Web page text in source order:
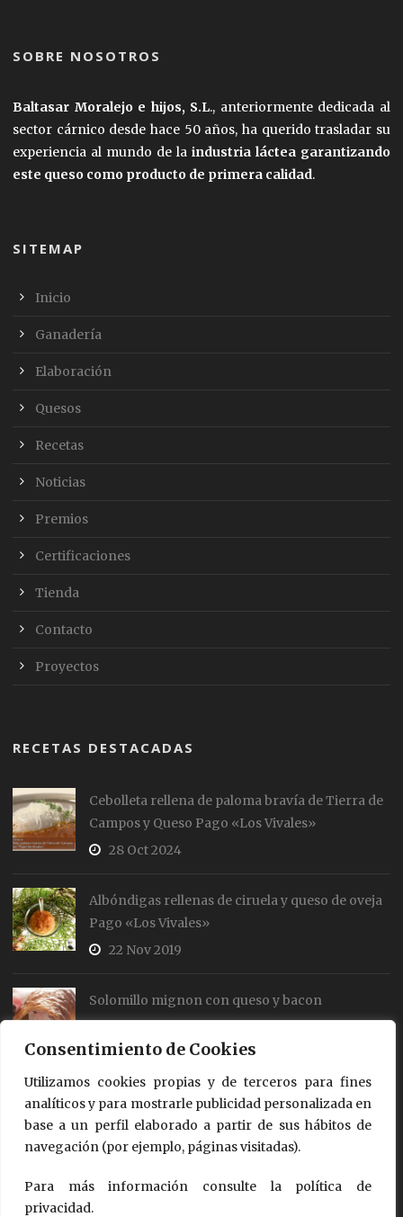
Consentimiento de Cookies
Utilizamos cookies propias y de terceros para fines
analíticos y para mostrarle publicidad personalizada en
base a un perfil elaborado a partir de sus hábitos de
navegación (por ejemplo, páginas visitadas).
Para más información consulte la política de
privacidad.
SOBRE NOSOTROS
Baltasar Moralejo e hijos, S.L., anteriormente dedicada al
sector cárnico desde hace 50 años, ha querido trasladar su
experiencia al mundo de la industria láctea garantizando
este queso como producto de primera calidad.
SITEMAP
Inicio
Ganadería
Elaboración
Quesos
Recetas
Noticias
Premios
Certificaciones
Tienda
Contacto
Proyectos
RECETAS DESTACADAS
Cebolleta rellena de paloma bravía de Tierra de
Campos y Queso Pago «Los Vivales»
28 Oct 2024
Albóndigas rellenas de ciruela y queso de oveja
Pago «Los Vivales»
22 Nov 2019
Solomillo mignon con queso y bacon
Rollos de salmón y queso
18 Jul 2018